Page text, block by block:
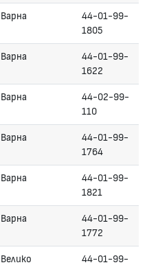
Варна
44-01-99-
1805
Варна
44-01-99-
1622
Варна
44-02-99-
110
Варна
44-01-99-
1764
Варна
44-01-99-
1821
Варна
44-01-99-
1772
Велико
44-01-99-